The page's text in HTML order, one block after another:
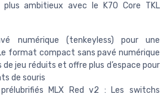
plus ambitieux avec le K70 Core TKL
numérique (tenkeyless) pour une
format compact sans pavé numérique
jeu réduits et offre plus d’espace pour
de souris
MLX Red v2 : Les switchs